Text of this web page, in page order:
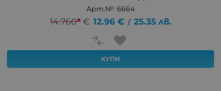
Арт.№: 6664
14.760* € 12.96 € / 25.35 лв.
КУПИ